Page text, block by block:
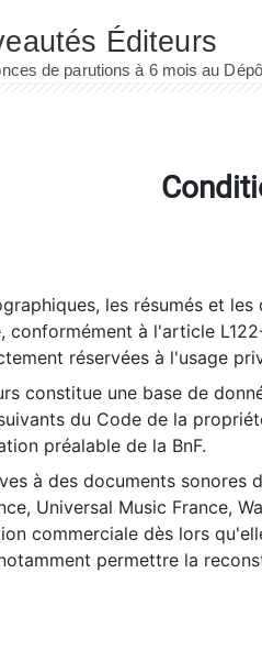
les résumés et
conformément à l'article
réservées à l'usage
constitue une base de
du Code de la
préalable de la BnF.
à des documents sonores
Universal Music France,
commerciale dès lors
permettre la